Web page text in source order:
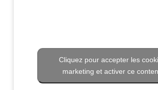
Cliquez pour accepter les
marketing et activer ce